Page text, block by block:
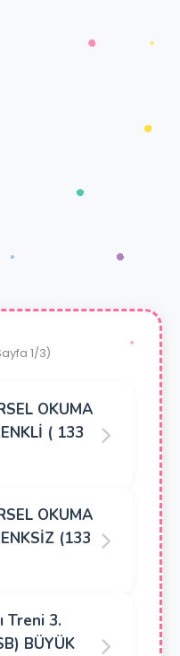
1/3)
OKUMA
( 133
OKUMA
(133
Treni 3.
BÜYÜK